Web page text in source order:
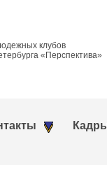
клубов
«Перспектива»